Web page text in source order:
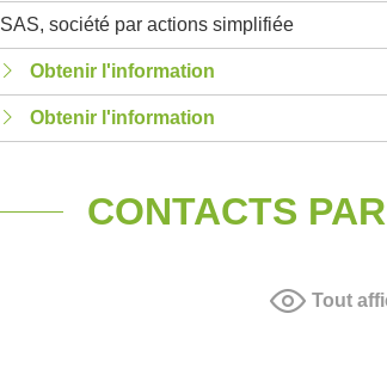
SAS, société par actions simplifiée
Obtenir l'information
Obtenir l'information
CONTACTS
Tout